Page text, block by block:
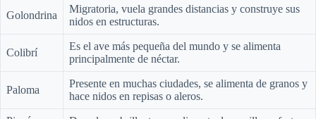
Golondrina
Migratoria, vuela grandes distancias y construye sus
nidos en estructuras.
Colibrí
Es el ave más pequeña del mundo y se alimenta
principalmente de néctar.
Paloma
Presente en muchas ciudades, se alimenta de granos y
hace nidos en repisas o aleros.